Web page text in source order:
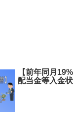
【前年同月
配当金等入金